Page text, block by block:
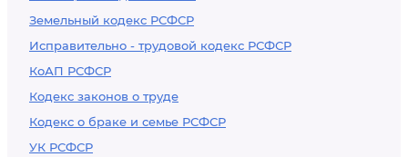
Земельный кодекс РСФСР
Исправительно - трудовой кодекс РСФСР
КоАП РСФСР
Кодекс законов о труде
Кодекс о браке и семье РСФСР
УК РСФСР